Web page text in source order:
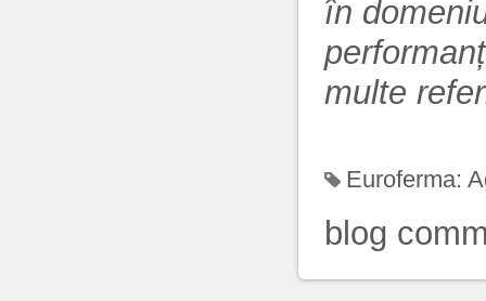
în
multe
Euroferma:
blog